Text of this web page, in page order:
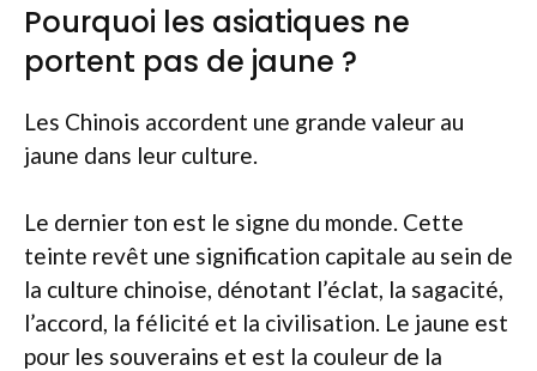
Pourquoi les asiatiques ne
portent pas de jaune ?
Les Chinois accordent une grande valeur au
jaune dans leur culture.
Le dernier ton est le signe du monde. Cette
teinte revêt une signification capitale au sein de
la culture chinoise, dénotant l’éclat, la sagacité,
l’accord, la félicité et la civilisation. Le jaune est
pour les souverains et est la couleur de la